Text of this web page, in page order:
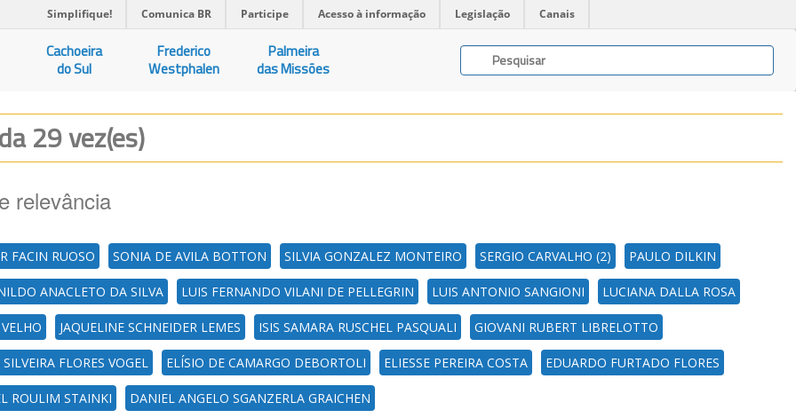
Simplifique! Comunica BR Participe Acesso à informação Legislação Canais
Cachoeira
do Sul
Frederico
Westphalen
Palmeira
das Missões
29 vez(es)
relevância
FACIN RUOSO SONIA DE AVILA BOTTON SILVIA GONZALEZ MONTEIRO SERGIO CARVALHO (2) PAULO DILKIN
ANACLETO DA SILVA LUIS FERNANDO VILANI DE PELLEGRIN LUIS ANTONIO SANGIONI LUCIANA DALLA ROSA
JAQUELINE SCHNEIDER LEMES ISIS SAMARA RUSCHEL PASQUALI GIOVANI RUBERT LIBRELOTTO
FLORES VOGEL ELÍSIO DE CAMARGO DEBORTOLI ELIESSE PEREIRA COSTA EDUARDO FURTADO FLORES
ROULIM STAINKI DANIEL ANGELO SGANZERLA GRAICHEN